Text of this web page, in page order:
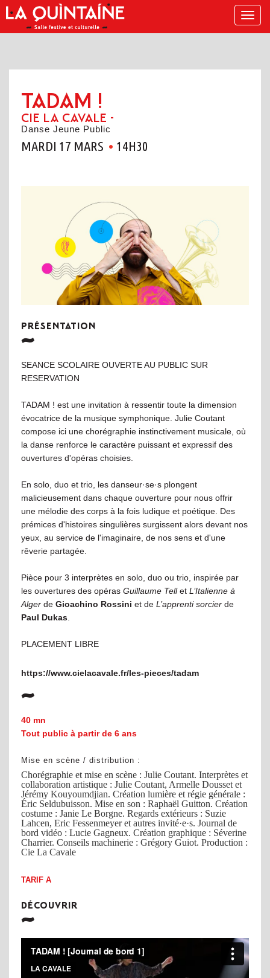
Menu
TADAM !
CIE LA CAVALE -
Danse Jeune Public
MARDI 17 MARS 14H30
PRÉSENTATION
SEANCE SCOLAIRE OUVERTE AU PUBLIC SUR
RESERVATION
TADAM ! est une invitation à ressentir toute la dimension
évocatrice de la musique symphonique. Julie Coutant
compose ici une chorégraphie instinctivement musicale, où
la danse renforce le caractère puissant et expressif des
ouvertures d'opéras choisies.
En solo, duo et trio, les danseur·se·s plongent
malicieusement dans chaque ouverture pour nous offrir
une mélodie des corps à la fois ludique et poétique. Des
prémices d'histoires singulières surgissent alors devant nos
yeux, au service de l'imaginaire, de nos sens et d'une
rêverie partagée.
Pièce pour 3 interprètes en solo, duo ou trio, inspirée par
les ouvertures des opéras Guillaume Tellet L’Italienne à
Alger de Gioachino Rossini et de L’apprenti sorcier de
Paul Dukas.
PLACEMENT LIBRE
https://www.cielacavale.fr/les-pieces/tadam
40 mn
Tout public à partir de 6 ans
Mise en scène / distribution :
Chorégraphie et mise en scène : Julie Coutant. Interprètes et
collaboration artistique : Julie Coutant, Armelle Dousset et
Jérémy Kouyoumdjian. Création lumière et régie générale :
Éric Seldubuisson. Mise en son : Raphaël Guitton. Création
costume : Janie Le Borgne. Regards extérieurs : Suzie
Lahcen, Eric Fessenmeyer et autres invité·e·s. Journal de
bord vidéo : Lucie Gagneux. Création graphique : Séverine
Charrier. Conseils machinerie : Grégory Guiot. Production :
Cie La Cavale
TARIF A
DÉCOUVRIR